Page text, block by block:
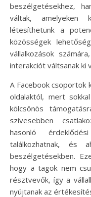
beszélgetésekhez,
váltak, amelyeken
létesíthetünk a
közösségek
vállalkozások
interakciót váltsanak ki
A Facebook csoportok
oldalaktól, mert
kölcsönös
szívesebben
hasonló
találkozhatnak, és
beszélgetésekben.
hogy a tagok nem
résztvevők, így a
nyújtanak az